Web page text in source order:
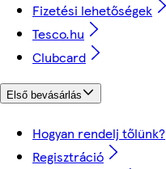
Fizetési lehetőségek
Tesco.hu
Clubcard
Első bevásárlás
Hogyan rendelj tőlünk?
Regisztráció